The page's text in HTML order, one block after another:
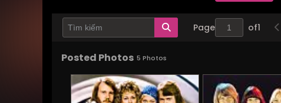
Page of1
Posted Photos 5 Photos